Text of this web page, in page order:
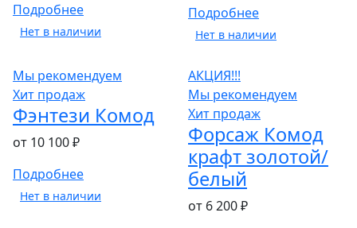
Подробнее
Нет в наличии
Подробнее
Нет в наличии
Мы рекомендуем
Хит продаж
Фэнтези Комод
от 10 100 ₽
Подробнее
Нет в наличии
АКЦИЯ!!!
Мы рекомендуем
Хит продаж
Форсаж Комод
крафт золотой/
белый
от 6 200 ₽